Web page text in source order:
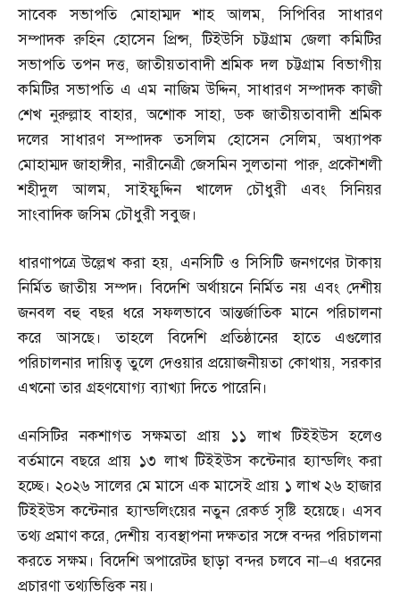
সাবেক সভাপতি মোহাম্মদ শাহ আলম,সিপিবির সাধারণ
সম্পাদক রুহিন হোসেন প্রিন্স,টিইউসি চট্টগ্রাম জেলা কমিটির
সভাপতি তপন দত্ত,জাতীয়তাবাদী শ্রমিক দল চট্টগ্রাম বিভাগীয়
কমিটির সভাপতি এ এম নাজিম উদ্দিন,সাধারণ সম্পাদক কাজী
শেখ নুরুল্লাহ বাহার,অশোক সাহা,ডক জাতীয়তাবাদী শ্রমিক
দলের সাধারণ সম্পাদক তসলিম হোসেন সেলিম,অধ্যাপক
মোহাম্মদ জাহাঙ্গীর,নারীনেত্রী জেসমিন সুলতানা পারু,প্রকৌশলী
শহীদুল আলম,সাইফুদ্দিন খালেদ চৌধুরী এবং সিনিয়র
সাংবাদিক জসিম চৌধুরী সবুজ।
ধারণাপত্রে উল্লেখ করা হয়, এনসিটি ও সিসিটি জনগণের টাকায়
নির্মিত জাতীয় সম্পদ। বিদেশি অর্থায়নে নির্মিত নয় এবং দেশীয়
জনবল বহু বছর ধরে সফলভাবে আন্তর্জাতিক মানে পরিচালনা
করে আসছে। তাহলে বিদেশি প্রতিষ্ঠানের হাতে এগুলোর
পরিচালনার দায়িত্ব তুলে দেওয়ার প্রয়োজনীয়তা কোথায়,সরকার
এখনো তার গ্রহণযোগ্য ব্যাখ্যা দিতে পারেনি।
এনসিটির নকশাগত সক্ষমতা প্রায় ১১ লাখ টিইইউস হলেও
বর্তমানে বছরে প্রায় ১৩ লাখ টিইইউস কন্টেনার হ্যান্ডলিং করা
হচ্ছে। ২০২৬ সালের মে মাসে এক মাসেই প্রায় ১ লাখ ২৬ হাজার
টিইইউস কন্টেনার হ্যান্ডলিংয়ের নতুন রেকর্ড সৃষ্টি হয়েছে। এসব
তথ্য প্রমাণ করে,দেশীয় ব্যবস্থাপনা দক্ষতার সঙ্গে বন্দর পরিচালনা
করতে সক্ষম। বিদেশি অপারেটর ছাড়া বন্দর চলবে না–এ ধরনের
প্রচারণা তথ্যভিত্তিক নয়।